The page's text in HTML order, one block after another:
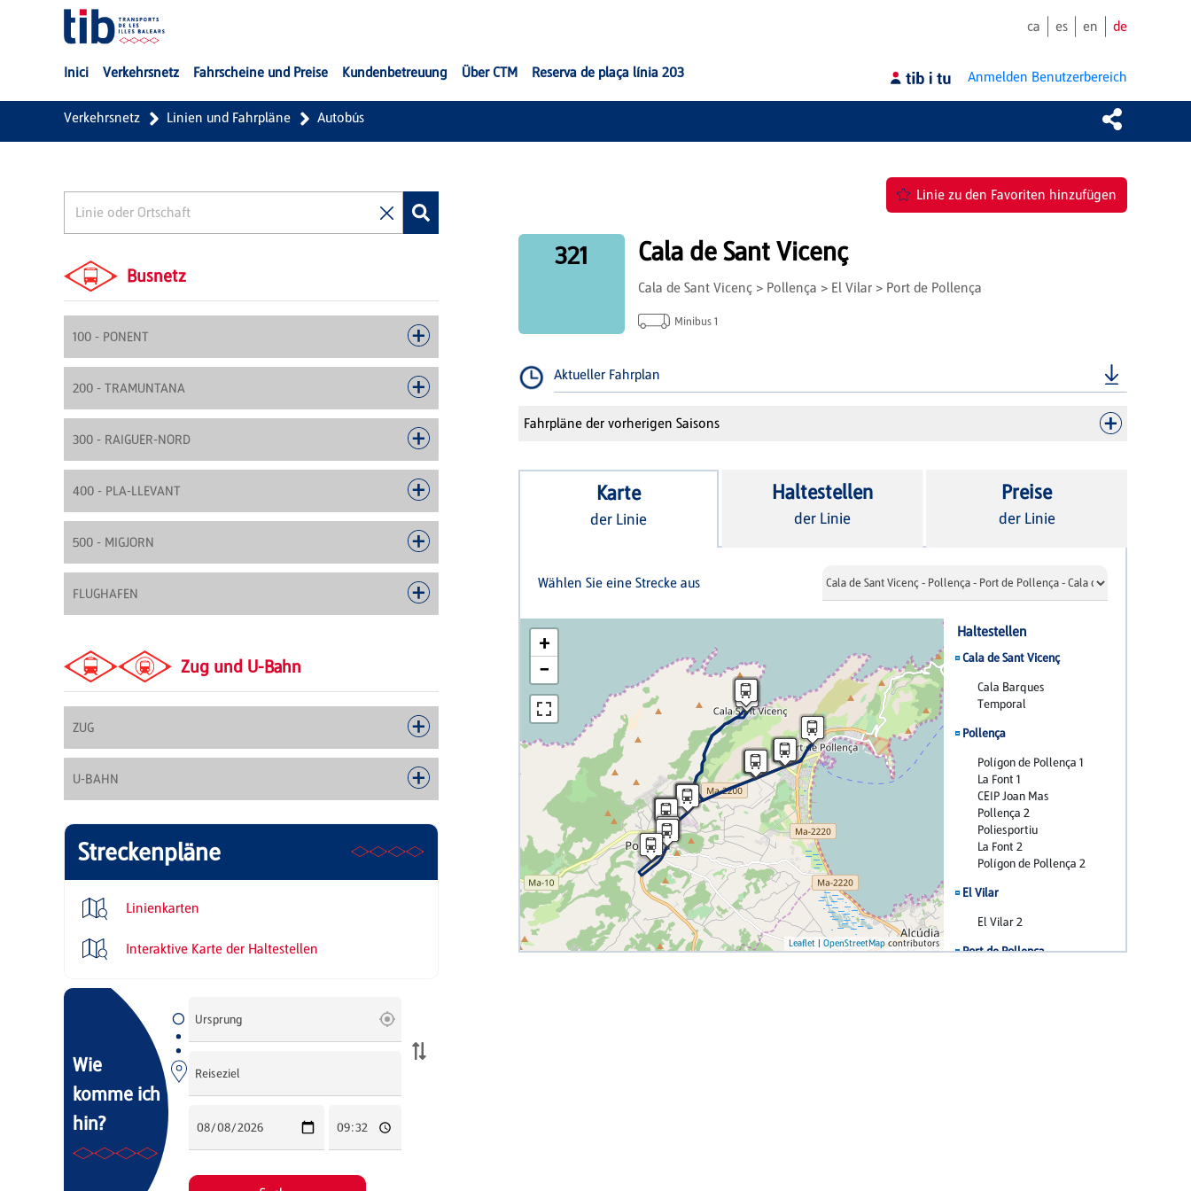
Zum Hauptinhalt springen
ca es en de
Inici Verkehrsnetz Fahrscheine und Preise Kundenbetreuung Über CTM Reserva de plaça línia 203 Anmelden Benutzerbereich
Verkehrsnetz Linien und Fahrpläne Autobús
Busnetz
100 - PONENT
200 - TRAMUNTANA
300 - RAIGUER-NORD
400 - PLA-LLEVANT
500 - MIGJORN
FLUGHAFEN
Zug und U-Bahn
ZUG
U-BAHN
Streckenpläne
Linienkarten
Interaktive Karte der Haltestellen
Linie zu den Favoriten hinzufügen
321 Cala de Sant Vicenç
Cala de Sant Vicenç > Pollença > El Vilar > Port de Pollença
Minibus 1
Aktueller Fahrplan
Fahrpläne der vorherigen Saisons
Karte
der Linie
Haltestellen
der Linie
Preise
der Linie